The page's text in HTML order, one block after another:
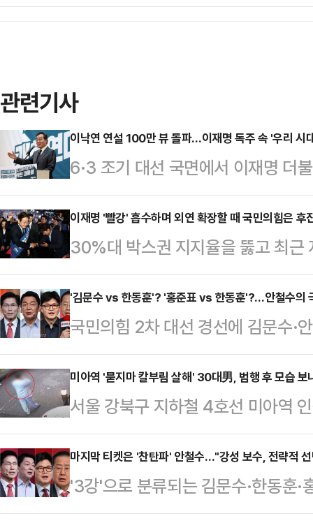
관련기사
이낙연 연설 100만 뷰 돌파…이재명 독주 속 '우리
6·3 조기 대선 국면에서 이재명 더
있다. 이에 '윤석열·이재명 동반청
민주당 상임고문의 역할론이 정치
삼은 이른바 '초당적 국민후보'가
능성에 이목이 쏠린다.22일 정치
로 다가온 대선 국면에서 새민주당
을 긍정적으로 전망했다. 그는 이
형 개헌, 다당제와 …
이재명 '빨강' 흡수하며 외연 확장할 때 국민의힘은
30%대 박스권 지지율을 뚫고 최
주당 경선 후보는 차분하게 정책 행
모를 뽐내는 모습이다. 이 후보는
(AI) 업체와 국방과학연구소(ADD)
자 간담회, 자본시장 활성화 간담회
페인 각종 홍보물에 더불어민주당
간색을 함께 섞어 쓰고 있다. '중도·
지로 읽힌다…
'김문수 vs 한동훈'? '홍준표 vs 한동훈'?…안철수의
국민의힘 2차 대선 경선에 김문수·
진출하면서, '반탄파(탄핵 반대파)'
하게 맞서는 구도가 됐다. 정치권에
들었다고 보고 경선이 '찬탄' 기류
으로 '당심'이 약한 고리인 찬탄 후
뤄져 찬탄 후보에게 불리한 지형이
선거관리위원회는 22일 오후 김문
가 2차 경선…
미아역 '묻지마 칼부림 살해' 30대男, 범행 후 모습
서울 강북구 지하철 4호선 미아역
휘둘러 60대 여성이 1명이 숨진 가
다.22일 서울 강북경찰서는 이날
서 중년 여성 2명에게 칼을 휘둘러
인 혐의로 조사 중이라고 밝혔다.
마지막 티켓은 '찬탄파' 안철수…"강성 보수, 전략적
'3강'으로 분류되는 김문수·한동훈
막판까지 나경원 후보와 사투를 벌